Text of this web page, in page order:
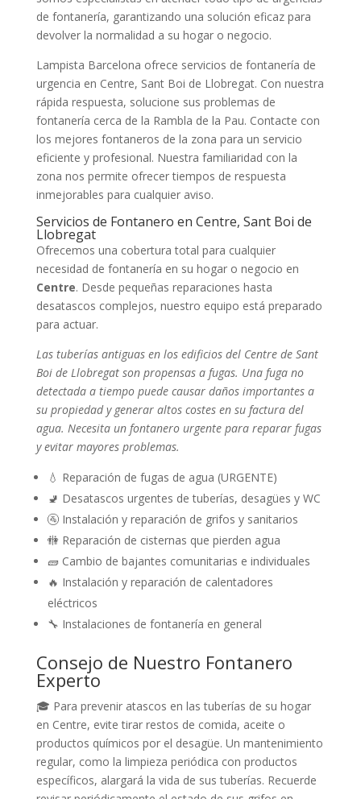
de fontanería, garantizando una solución eficaz para
devolver la normalidad a su hogar o negocio.
Lampista Barcelona ofrece servicios de fontanería de
urgencia en Centre, Sant Boi de Llobregat. Con nuestra
rápida respuesta, solucione sus problemas de
fontanería cerca de la Rambla de la Pau. Contacte con
los mejores fontaneros de la zona para un servicio
eficiente y profesional. Nuestra familiaridad con la
zona nos permite ofrecer tiempos de respuesta
inmejorables para cualquier aviso.
Servicios de Fontanero en Centre, Sant Boi de
Llobregat
Ofrecemos una cobertura total para cualquier
necesidad de fontanería en su hogar o negocio en
Centre. Desde pequeñas reparaciones hasta
desatascos complejos, nuestro equipo está preparado
para actuar.
Las tuberías antiguas en los edificios del Centre de Sant
Boi de Llobregat son propensas a fugas. Una fuga no
detectada a tiempo puede causar daños importantes a
su propiedad y generar altos costes en su factura del
agua. Necesita un fontanero urgente para reparar fugas
y evitar mayores problemas.
💧 Reparación de fugas de agua (URGENTE)
🚽 Desatascos urgentes de tuberías, desagües y WC
🚰 Instalación y reparación de grifos y sanitarios
🚻 Reparación de cisternas que pierden agua
🧱 Cambio de bajantes comunitarias e individuales
🔥 Instalación y reparación de calentadores
eléctricos
🔧 Instalaciones de fontanería en general
Consejo de Nuestro Fontanero
Experto
🎓 Para prevenir atascos en las tuberías de su hogar
en Centre, evite tirar restos de comida, aceite o
productos químicos por el desagüe. Un mantenimiento
regular, como la limpieza periódica con productos
específicos, alargará la vida de sus tuberías. Recuerde